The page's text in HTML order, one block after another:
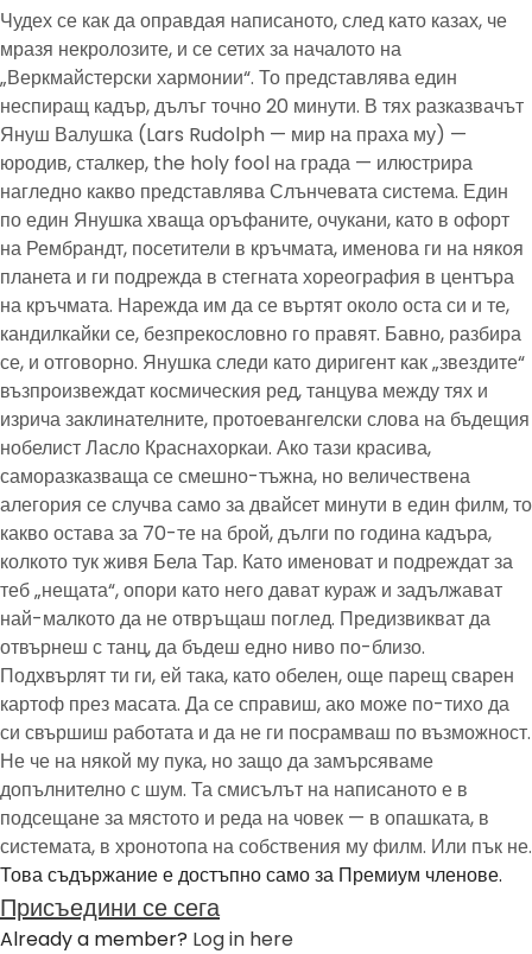
Чудех се как да оправдая написаното, след като казах, че
мразя некролозите, и се сетих за началото на
„Веркмайстерски хармонии“. То представлява един
неспиращ кадър, дълъг точно 20 минути. В тях разказвачът
Януш Валушка (Lars Rudolph — мир на праха му) —
юродив, сталкер, the holy fool на града — илюстрира
нагледно какво представлява Слънчевата система. Един
по един Янушка хваща оръфаните, очукани, като в офорт
на Рембрандт, посетители в кръчмата, именова ги на някоя
планета и ги подрежда в стегната хореография в центъра
на кръчмата. Нарежда им да се въртят около оста си и те,
кандилкайки се, безпрекословно го правят. Бавно, разбира
се, и отговорно. Янушка следи като диригент как „звездите“
възпроизвеждат космическия ред, танцува между тях и
изрича заклинателните, протоевангелски слова на бъдещия
нобелист Ласло Краснахоркаи. Ако тази красива,
саморазказваща се смешно-тъжна, но величествена
алегория се случва само за двайсет минути в един филм, то
какво остава за 70-те на брой, дълги по година кадъра,
колкото тук живя Бела Тар. Като именоват и подреждат за
теб „нещата“, опори като него дават кураж и задължават
най-малкото да не отвръщаш поглед. Предизвикват да
отвърнеш с танц, да бъдеш едно ниво по-близо.
Подхвърлят ти ги, ей така, като обелен, още парещ сварен
картоф през масата. Да се справиш, ако може по-тихо да
си свършиш работата и да не ги посрамваш по възможност.
Не че на някой му пука, но защо да замърсяваме
допълнително с шум. Та смисълът на написаното е в
подсещане за мястото и реда на човек — в опашката, в
системата, в хронотопа на собствения му филм. Или пък не.
Това съдържание е достъпно само за Премиум членове.
Присъедини се сега
Already a member? Log in here